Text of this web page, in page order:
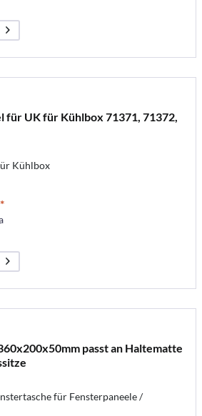
für UK für Kühlbox 71371, 71372,
Kühlbox
passt an Haltematte
für Fensterpaneele /